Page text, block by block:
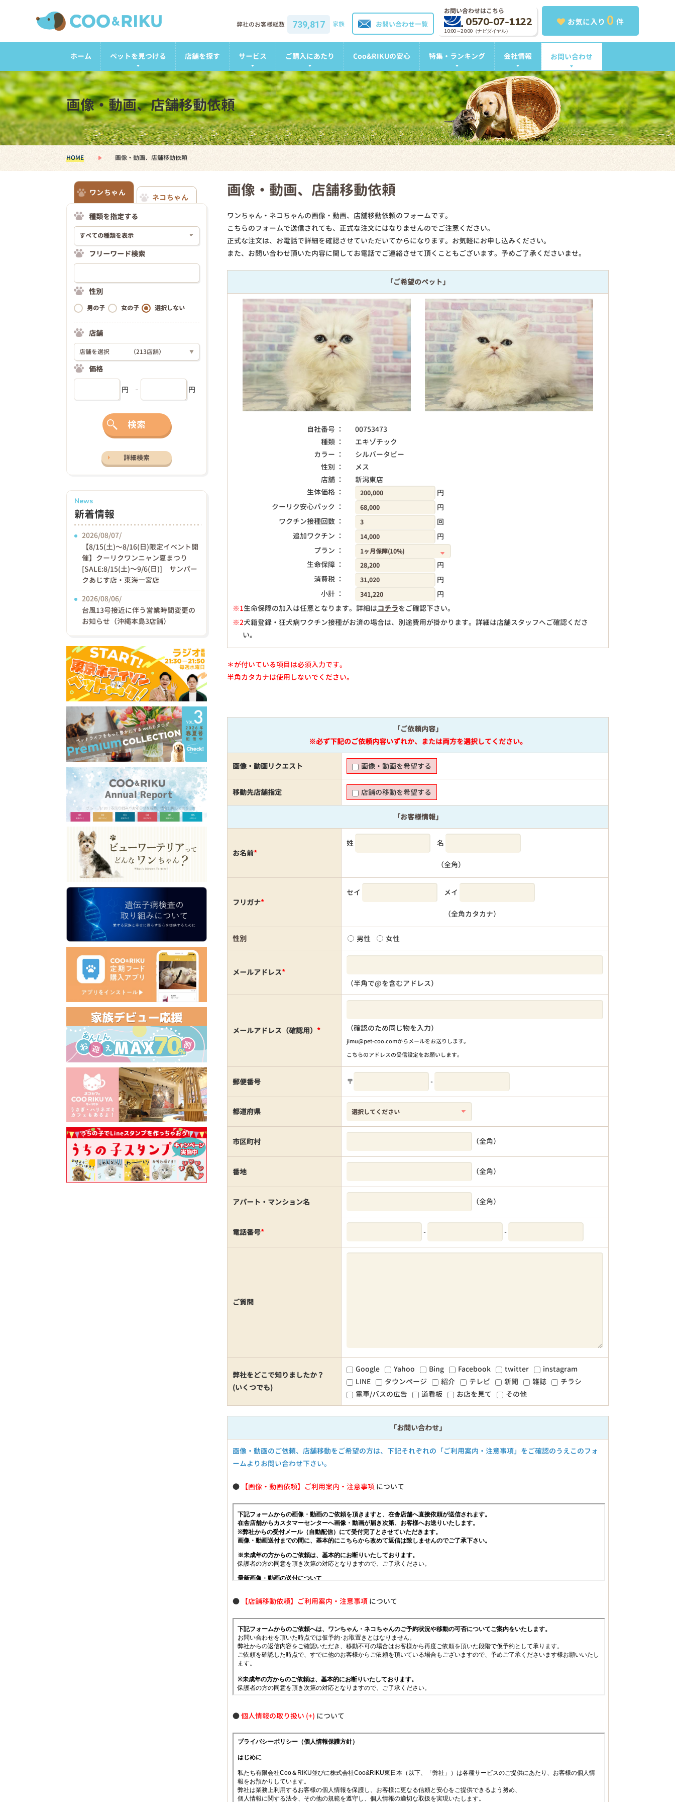
お気に入り 0 件
お問い合わせはこちら
0570-07-1122
10:00～20:00（ナビダイヤル）
お問い合わせ一覧
弊社のお客様総数 739,817 家族
ホーム ペットを見つける 店舗を探す サービス ご購入にあたり Coo&RIKUの安心 特集・ランキング 会社情報 お問い合わせ
画像・動画、店舗移動依頼
HOME 画像・動画、店舗移動依頼
画像・動画、店舗移動依頼
ワンちゃん・ネコちゃんの画像・動画、店舗移動依頼のフォームです。
こちらのフォームで送信されても、正式な注文にはなりませんのでご注意ください。
正式な注文は、お電話で詳細を確認させていただいてからになります。お気軽にお申し込みください。
また、お問い合わせ頂いた内容に関してお電話でご連絡させて頂くこともございます。予めご了承くださいませ。
「ご希望のペット」
自社番号 ：
00753473
種類 ：
エキゾチック
カラー ：
シルバータビー
性別 ：
メス
店舗 ：
新潟東店
生体価格 ：
円
クーリク安心パック ：
円
ワクチン接種回数 ：
回
追加ワクチン ：
円
プラン ：
生命保障 ：
円
消費税 ：
円
小計 ：
円
※1生命保障の加入は任意となります。詳細はコチラをご確認下さい。
※2犬籍登録・狂犬病ワクチン接種がお済の場合は、別途費用が掛かります。詳細は店舗スタッフへご確認くださ
い。
円
＊が付いている項目は必須入力です。
半角カタカナは使用しないでください。
「ご依頼内容」
※必ず下記のご依頼内容いずれか、または両方を選択してください。
画像・動画リクエスト 画像・動画を希望する
移動先店舗指定 店舗の移動を希望する
「お客様情報」
お名前*
姓 名
（全角）
フリガナ*
セイ メイ
（全角カタカナ）
性別 男性 女性
メールアドレス*
（半角で@を含むアドレス）
メールアドレス（確認用） * （確認のため同じ物を入力）
jimu@pet-coo.comからメールをお送りします。
こちらのアドレスの受信設定をお願いします。
郵便番号 〒 -
都道府県
市区町村 （全角）
番地 （全角）
アパート・マンション名 （全角）
電話番号* - -
ご質問
弊社をどこで知りましたか？
(いくつでも)
Google Yahoo Bing Facebook twitter
instagram
LINE
タウンページ 紹介 テレビ 新聞 雑誌
チラシ
電車/バスの広告
道看板 お店を見て その他
「お問い合わせ」
画像・動画のご依頼、店舗移動をご希望の方は、下記それぞれの「ご利用案内・注意事項」をご確認のうえこのフォ
ームよりお問い合わせ下さい。
● 【画像・動画依頼】ご利用案内・注意事項 について
● 【店舗移動依頼】ご利用案内・注意事項 について
●個人情報の取り扱い について
ワンちゃん
ネコちゃん
種類を指定する
フリーワード検索
性別
男の子 女の子 選択しない
店舗
店舗を選択 （213店舗） ▼
価格
円 円
検索
詳細検索
News
新着情報
2026/08/07/
【8/15(土)〜8/16(日)限定イベント開
催】クーリクワンニャン夏まつり
[SALE:8/15(土)～9/6(日)] サンパー
クあじす店・東海一宮店
2026/08/06/
台風13号接近に伴う営業時間変更の
お知らせ（沖縄本島3店舗）